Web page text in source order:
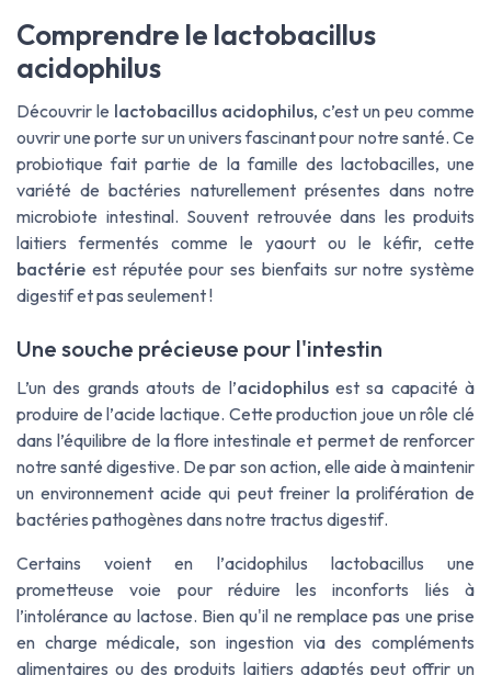
Comprendre le lactobacillus
acidophilus
Découvrir le lactobacillus acidophilus, c’est un peu comme
ouvrir une porte sur un univers fascinant pour notre santé. Ce
probiotique fait partie de la famille des lactobacilles, une
variété debactéries naturellement présentes dans notre
microbiote intestinal. Souvent retrouvée dans les produits
laitiers fermentés comme le yaourt ou le kéfir, cette
bactérie est réputée pour ses bienfaits sur notre système
digestif et pas seulement !
Une souche précieuse pour l'intestin
L’un des grands atouts de l’acidophilusest sa capacité à
produire de l’acide lactique. Cette production joue un rôle clé
dans l’équilibre de laflore intestinale et permet de renforcer
notresanté digestive. De par son action, elle aide à maintenir
un environnement acide qui peut freiner la prolifération de
bactéries pathogènes dans notre tractus digestif.
Certains voient en l’acidophilus lactobacillus une
prometteuse voie pour réduire les inconforts liés à
l’intolérance au lactose. Bien qu'il ne remplace pas une prise
en charge médicale, son ingestion via des compléments
alimentaires ou desproduits laitiers adaptés peut offrir un